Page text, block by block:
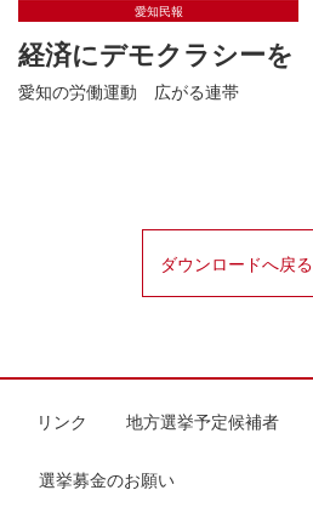
愛知民報
経済にデモクラシーを
愛知の労働運動 広がる連帯
ダウンロードへ戻る
リンク 地方選挙予定候補者
選挙募金のお願い